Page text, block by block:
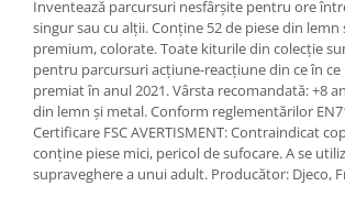
Inventează parcursuri nesfârșite pentru ore
singur sau cu alții. Conține 52 de piese din lemn
premium, colorate. Toate kiturile din colecție
pentru parcursuri acțiune-reacțiune din ce în
premiat în anul 2021. Vârsta recomandată: +8
din lemn și metal. Conform reglementărilor
Certificare FSC AVERTISMENT: Contraindicat
conține piese mici, pericol de sufocare. A se
supraveghere a unui adult. Producător: Djeco,